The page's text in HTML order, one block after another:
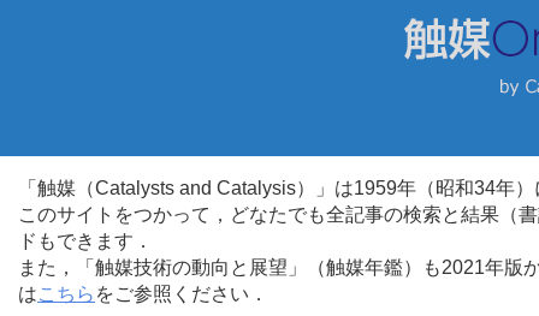
「触媒（Catalysts and Catalysis）」は1959年（昭和34年
このサイトをつかって，どなたでも全記事の検索と結果（
ドもできます．
また，「触媒技術の動向と展望」（触媒年鑑）も2021年
はこちら をご参照ください．